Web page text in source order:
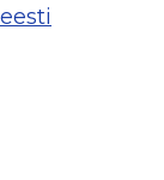
eesti